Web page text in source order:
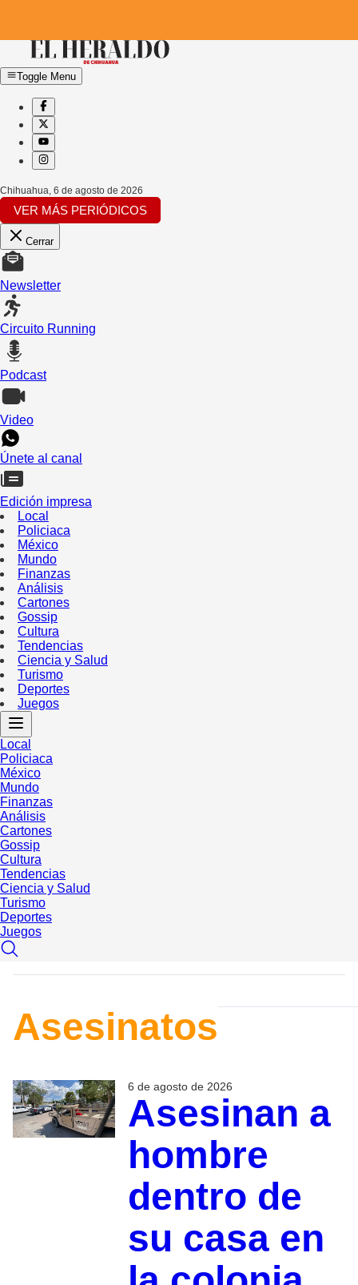
Toggle Menu
Chihuahua 6 de agosto de 2026
VER MÁS PERIÓDICOS
Cerrar
Newsletter
Circuito Running
Podcast
Video
Únete al canal
Edición impresa
Local
Policiaca
México
Mundo
Finanzas
Análisis
Cartones
Gossip
Cultura
Tendencias
Ciencia y Salud
Turismo
Deportes
Juegos
Local
Policiaca
México
Mundo
Finanzas
Análisis
Cartones
Gossip
Cultura
Tendencias
Ciencia y Salud
Turismo
Deportes
Juegos
Asesinatos
6 de agosto de 2026
Asesinan a
hombre
dentro de
su casa en